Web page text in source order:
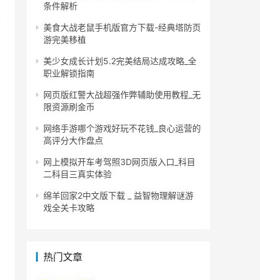
条件解析
美食大战老鼠手机版官方下载-经典塔防页
游完美移植
美少女成长计划5.2完美结局达成攻略_全
职业解锁指南
网页版红警大战超强作弊辅助使用教程_无
限资源刷金币
网络手游哪个游戏好玩不花钱_良心运营的
高评分大作盘点
网上模拟开车考驾照3D网页版入口_科目
二科目三真实体验
绵羊回家2中文版下载 _ 益智物理解谜游
戏全关卡攻略
热门文章